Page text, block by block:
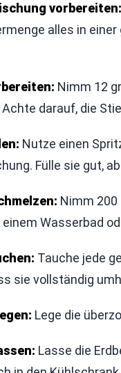
vorbereiten:
alles in
Nimm 12
darauf, die
Nutze einen
Fülle sie gut,
Nimm
Wasserbad
Tauche jede
sie vollständig
Lege die
Lasse die